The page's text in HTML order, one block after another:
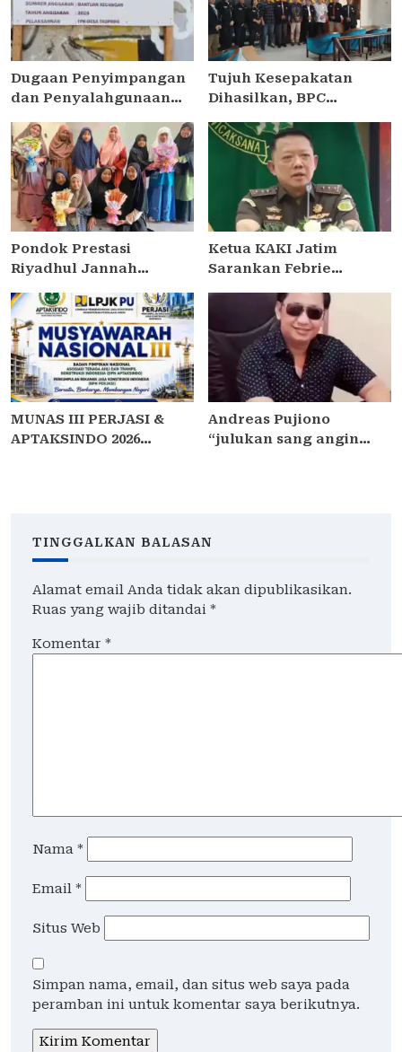
Dugaan Penyimpangan
dan Penyalahgunaan
Tropodo . Kec Waru .
Kab . Sidoarjo
Tujuh Kesepakatan
Dihasilkan, BPC
Perkuat Kolaborasi
dengan DPRD
Pondok Prestasi
Riyadhul Jannah
Presentasi dan
Pembinaan Karakter
Santriwati Yatim Dhuafa
Ketua KAKI Jatim
Sarankan Febrie
Sikap dan Hormati
Proses Hukum, Bukan
Ajukan Praperadilan
MUNAS III PERJASI &
APTAKSINDO 2026
Andreas Pujiono
“julukan sang angin
TINGGALKAN BALASAN
Alamat email Anda tidak akan dipublikasikan.
Ruas yang wajib ditandai *
Komentar *
Nama *
Email *
Situs Web
Simpan nama, email, dan situs web saya pada
peramban ini untuk komentar saya berikutnya.